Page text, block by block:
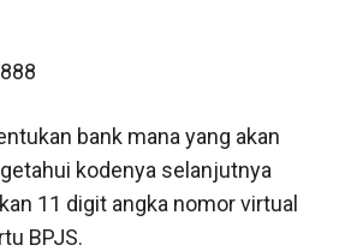
bank mana yang akan
kodenya selanjutnya
11 digit angka nomor virtual
BPJS.